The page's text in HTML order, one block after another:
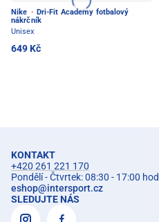
Nike · Dri-Fit Academy fotbalový
nákrčník
Unisex
649 Kč
KONTAKT
+420 261 221 170
Pondělí - Čtvrtek: 08:30 - 17:00
eshop@intersport.cz
SLEDUJTE NÁS